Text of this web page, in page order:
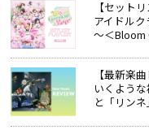
【セット
アイドル
～＜Bloom
【最新楽
いくよう
と「リンネ」